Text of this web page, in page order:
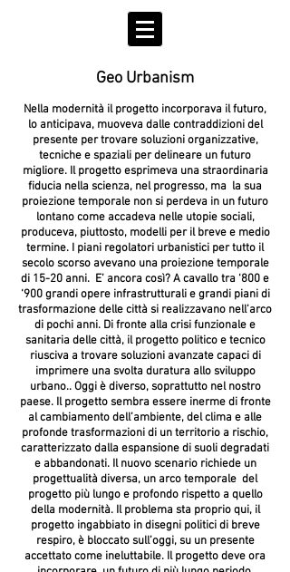
Geo Urbanism
Nella modernità il progetto incorporava il futuro,
lo anticipava, muoveva dalle contraddizioni del
presente per trovare soluzioni organizzative,
tecniche e spaziali per delineare un futuro
migliore. Il progetto esprimeva una straordinaria
fiducia nella scienza, nel progresso, ma la sua
proiezione temporale non si perdeva in un futuro
lontano come accadeva nelle utopie sociali,
produceva, piuttosto, modelli per il breve e medio
termine. I piani regolatori urbanistici per tutto il
secolo scorso avevano una proiezione temporale
di 15-20 anni. E’ ancora così? A cavallo tra ‘800 e
‘900 grandi opere infrastrutturali e grandi piani di
trasformazione delle città si realizzavano nell’arco
di pochi anni. Di fronte alla crisi funzionale e
sanitaria delle città, il progetto politico e tecnico
riusciva a trovare soluzioni avanzate capaci di
imprimere una svolta duratura allo sviluppo
urbano.. Oggi è diverso, soprattutto nel nostro
paese. Il progetto sembra essere inerme di fronte
al cambiamento dell’ambiente, del clima e alle
profonde trasformazioni di un territorio a rischio,
caratterizzato dalla espansione di suoli degradati
e abbandonati. Il nuovo scenario richiede un
progettualità diversa, un arco temporale del
progetto più lungo e profondo rispetto a quello
della modernità. Il problema sta proprio qui, il
progetto ingabbiato in disegni politici di breve
respiro, è bloccato sull’oggi, su un presente
accettato come ineluttabile. Il progetto deve ora